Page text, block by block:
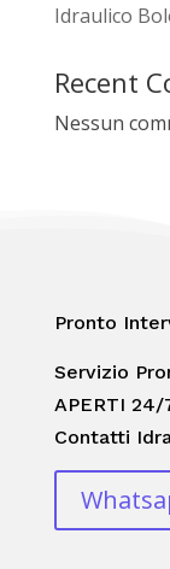
Idraulico
Recent
Nessun
Pronto
Servizio
APERTI 24/
Contatti